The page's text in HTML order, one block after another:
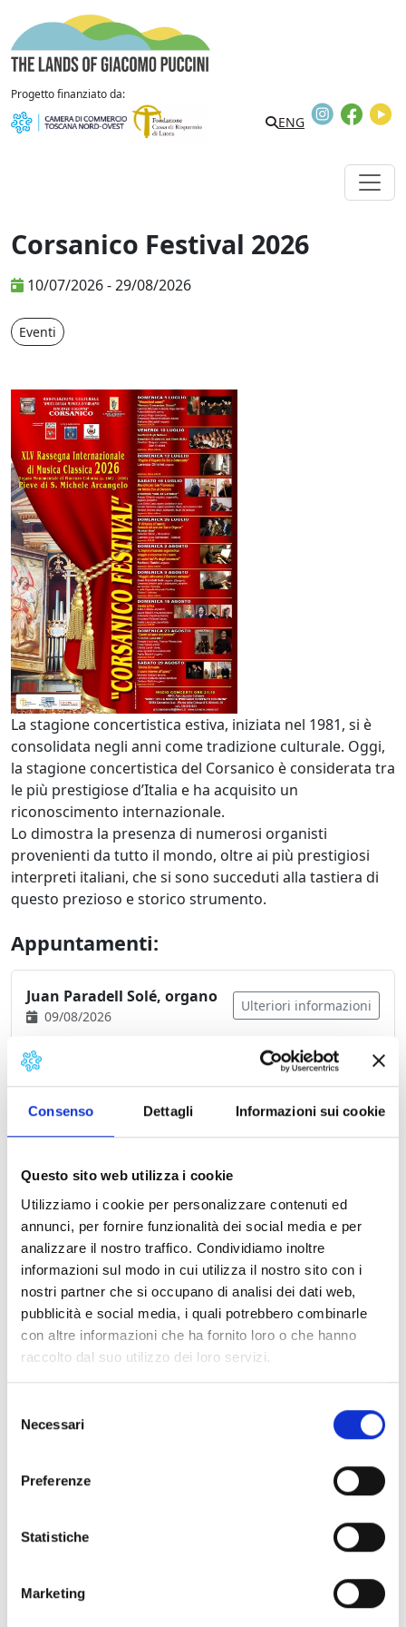
Consenso Dettagli Informazioni sui cookie
Questo sito web utilizza i cookie
Utilizziamo i cookie per personalizzare contenuti ed
annunci, per fornire funzionalità dei social media e per
analizzare il nostro traffico. Condividiamo inoltre
informazioni sul modo in cui utilizza il nostro sito con i
nostri partner che si occupano di analisi dei dati web,
pubblicità e social media, i quali potrebbero combinarle
con altre informazioni che ha fornito loro o che hanno
raccolto dal suo utilizzo dei loro servizi.
delNecessari
Preferenze
Statistiche
Marketing
Vai al contenuto
Progetto finanziato da:
Search
ENG
Instagram
Corsanico Festival 2026
10/07/2026 - 29/08/2026
Eventi
La stagione concertistica estiva, iniziata nel 1981, si è
consolidata negli anni come tradizione culturale. Oggi,
la stagione concertistica del Corsanico è considerata tra
le più prestigiose d’Italia e ha acquisito un
riconoscimento internazionale.
Lo dimostra la presenza di numerosi organisti
provenienti da tutto il mondo, oltre ai più prestigiosi
interpreti italiani, che si sono succeduti alla tastiera di
questo prezioso e storico strumento.
Appuntamenti:
Juan Paradell Solé, organo
09/08/2026
Ulteriori informazioni
Provesi.
Ulteriori informazioni
Musiche di Puccini, Verdi, Bizet, Rossini, Gastaldon,
Saint-Saëns.
I Solisti Laudensi
23/08/2026
Ulteriori informazioni
Musiche di Vivaldi, Haendel, Tartini, Zipoli, Stanley.
Divine armonie
29/08/2026
Musiche di Donizetti, Paisiello, Rossini, Gounod,
Verdi, Provesi, Da Bergamo, Fauré, Tosti.
Informazioni: